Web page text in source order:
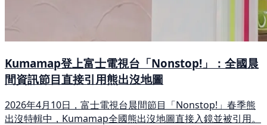
Kumamap登上富士電視台「Nonstop!」：全國晨
間資訊節目直接引用熊出沒地圖
2026年4月10日，富士電視台晨間節目「Nonstop!」春季熊
出沒特輯中，Kumamap全國熊出沒地圖直接入鏡並被引用。